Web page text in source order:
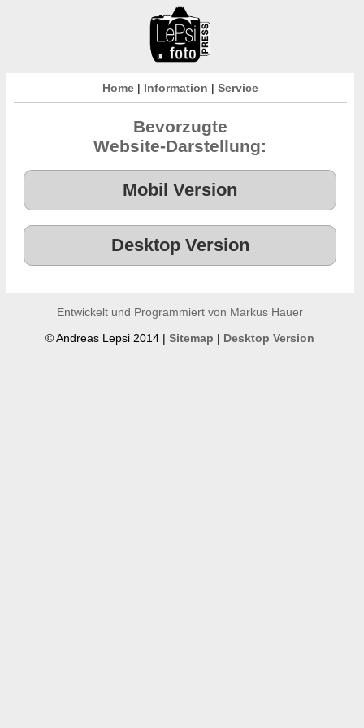
Home| Information | Service
Bevorzugte
Website-Darstellung:
Entwickelt und Programmiert von Markus Hauer
© Andreas Lepsi 2014 |Sitemap | Desktop Version